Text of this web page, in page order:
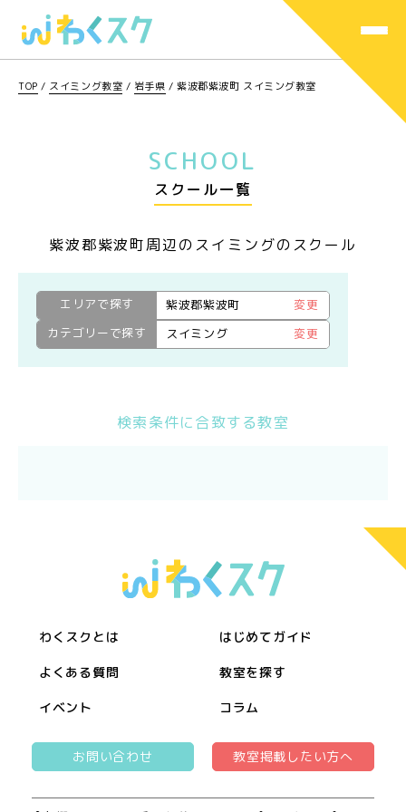
TOP / スイミング教室 / 岩手県 /紫波郡紫波町 スイミング教室
SCHOOL
スクール一覧
紫波郡紫波町周辺のスイミングのスクール
エリアで探す 紫波郡紫波町
変更
カテゴリーで探す
スイミング 変更
検索条件に合致する教室
わくスクとは はじめてガイド
よくある質問 教室を探す
イベント コラム
お問い合わせ 教室掲載したい方へ